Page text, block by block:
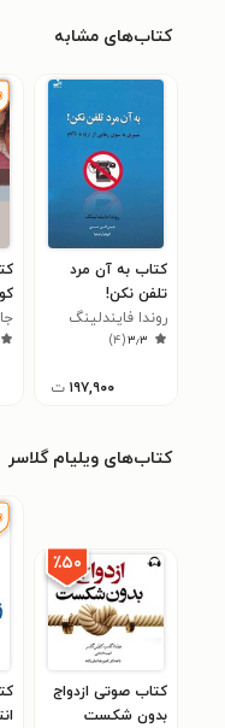
کتاب‌های مشابه
کتاب به آن مرد
تلفن نکن!
روندا فایندلینگ
۳٫۳(۴)
۱۹۷,۹۰۰ ت
کتاب‌های ویلیام گلاسر
٪۵۰
کتاب صوتی ازدواج
بدون شکست